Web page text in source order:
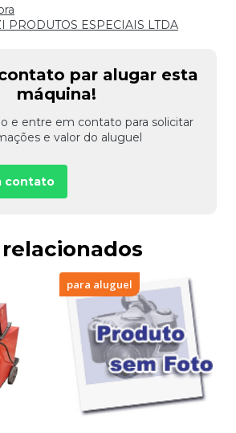
PRODUTOS ESPECIAIS LTDA
par alugar esta
máquina!
e entre em contato para solicitar
e valor do aluguel
contato
para aluguel